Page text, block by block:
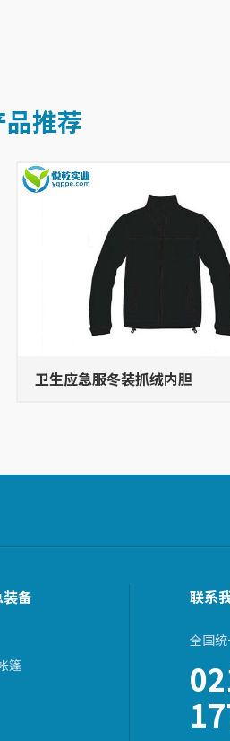
推荐
卫生应急服冬装抓绒内胆
备
篷
联系
全国统